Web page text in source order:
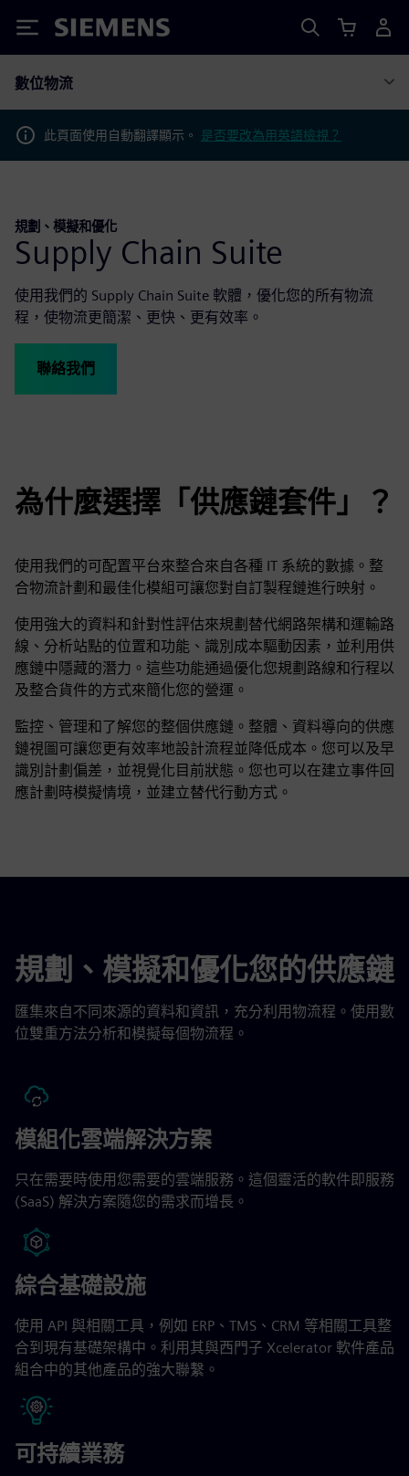
Siemens
數位物流
此頁面使用自動翻譯顯示。 是否要改為用英語檢視？
規劃、模擬和優化
Supply Chain Suite
使用我們的 Supply Chain Suite 軟體，優化您的所有物流
程，使物流更簡潔、更快、更有效率。
聯絡我們
為什麼選擇「供應鏈套件」？
使用我們的可配置平台來整合來自各種 IT 系統的數據。整
合物流計劃和最佳化模組可讓您對自訂製程鏈進行映射。
使用強大的資料和針對性評估來規劃替代網路架構和運輸路
線、分析站點的位置和功能、識別成本驅動因素，並利用供
應鏈中隱藏的潛力。這些功能通過優化您規劃路線和行程以
及整合貨件的方式來簡化您的營運。
監控、管理和了解您的整個供應鏈。整體、資料導向的供應
鏈視圖可讓您更有效率地設計流程並降低成本。您可以及早
識別計劃偏差，並視覺化目前狀態。您也可以在建立事件回
應計劃時模擬情境，並建立替代行動方式。
規劃、模擬和優化您的供應鏈
匯集來自不同來源的資料和資訊，充分利用物流程。使用數
位雙重方法分析和模擬每個物流程。
模組化雲端解決方案
只在需要時使用您需要的雲端服務。這個靈活的軟件即服務
(SaaS) 解決方案隨您的需求而增長。
綜合基礎設施
使用 API 與相關工具，例如 ERP、TMS、CRM 等相關工具整
合到現有基礎架構中。利用其與西門子 Xcelerator 軟件產品
組合中的其他產品的強大聯繫。
可持續業務